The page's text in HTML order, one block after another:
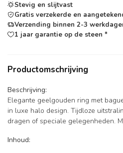
Stevig en slijtvast
Gratis verzekerde en
Verzending binnen 2-3
1 jaar garantie op de steen *
Productomschrijving
Beschrijving:
Elegante geelgouden ring met
in luxe halo design. Tijdloze
dragen of speciale gelegenheden.
Inhoud: